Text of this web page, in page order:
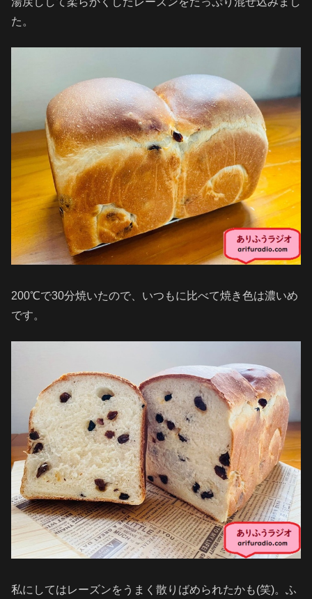
た。
200℃で30分焼いたので、いつもに比べて焼き色は濃いめ
です。
私にしてはレーズンをうまく散りばめられたかも(笑)。ふ